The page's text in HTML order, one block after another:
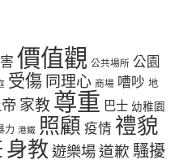
價值觀 公共場所 公園
受傷 同理心 商場 嘈吵 地
家教 尊重 巴士 幼稚園
力 港鐵 照顧 疫情 禮貌
身教遊樂場道歉 騷擾